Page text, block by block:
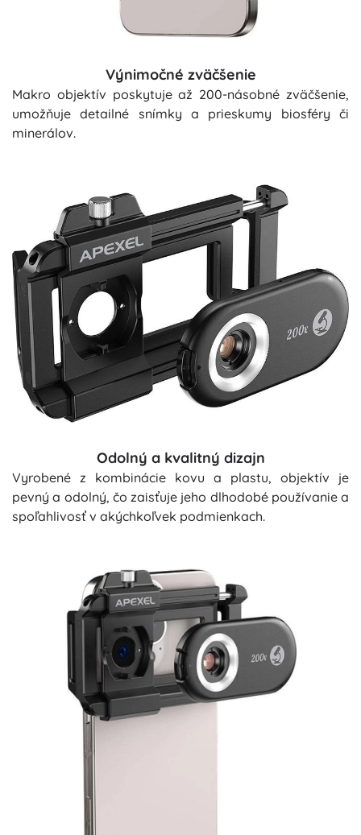
Výnimočné zväčšenie
Makro objektív poskytuje až 200-násobné zväčšenie,
umožňuje detailné snímky a prieskumy biosféry či
minerálov.
Odolný a kvalitný dizajn
Vyrobené z kombinácie kovu a plastu, objektív je
pevný a odolný, čo zaisťuje jeho dlhodobé používanie a
spoľahlivosť v akýchkoľvek podmienkach.